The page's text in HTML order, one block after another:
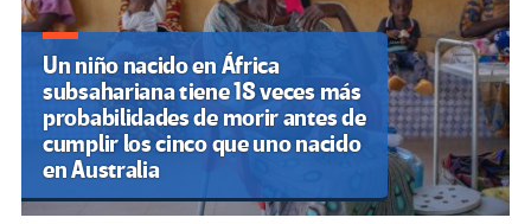
Un niño nacido en África
subsahariana tiene 18 veces más
probabilidades de morir antes de
cumplir los cinco que uno nacido
en Australia